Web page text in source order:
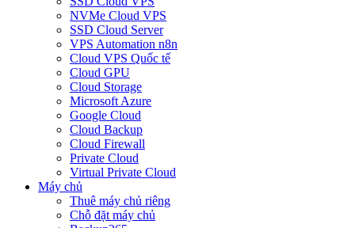
NVMe Cloud VPS
SSD Cloud Server
VPS Automation n8n
Cloud VPS Quốc tế
Cloud GPU
Cloud Storage
Microsoft Azure
Google Cloud
Cloud Backup
Cloud Firewall
Private Cloud
Virtual Private Cloud
Máy chủ
Thuê máy chủ riêng
Chỗ đặt máy chủ